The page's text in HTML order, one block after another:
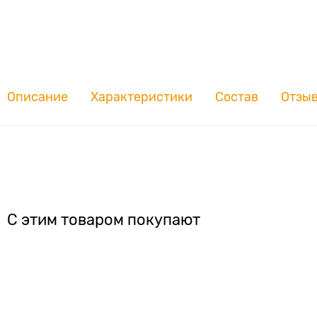
Описание Характеристики Состав
С этим товаром покупают